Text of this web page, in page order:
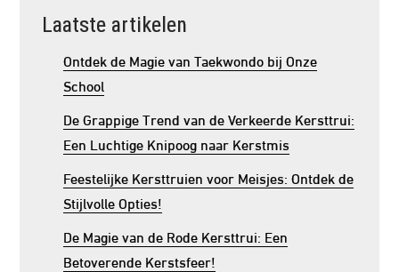
Laatste artikelen
Ontdek de Magie van Taekwondo bij Onze
School
De Grappige Trend van de Verkeerde Kersttrui:
Een Luchtige Knipoog naar Kerstmis
Feestelijke Kersttruien voor Meisjes: Ontdek de
Stijlvolle Opties!
De Magie van de Rode Kersttrui: Een
Betoverende Kerstsfeer!